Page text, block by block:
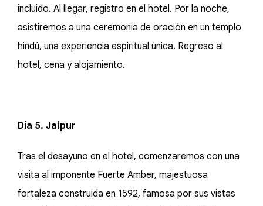
incluido. Al llegar, registro en el hotel. Por la noche,
asistiremos a una ceremonia de oración en un templo
hindú, una experiencia espiritual única. Regreso al
hotel, cena y alojamiento.
Día 5. Jaipur
Tras el desayuno en el hotel, comenzaremos con una
visita al imponente Fuerte Amber, majestuosa
fortaleza construida en 1592, famosa por sus vistas